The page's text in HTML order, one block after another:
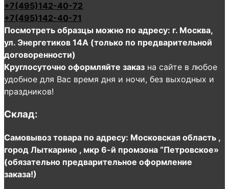
+7(495)142-40-72
+7(495)142-40-71
Посмотреть образцы можно по адресу: г. Москва,
ул. Энергетиков 14А (только по предварительной
договоренности)
Круглосуточно оформляйте заказ на сайте в любое
удобное для Вас время дня и ночи, без выходных и
праздников!
Склад:
Самовывоз товара по адресу: Московская область ,
город Лыткарино , мкр 6-й промзона “Петровское»
(обязательно предварительное оформление
заказа!)